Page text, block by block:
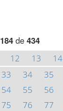
184de 434
12 13 14
33 34 35
54 55 56
75 76 77